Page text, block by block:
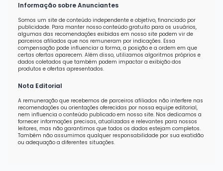
Informação sobre Anunciantes
Somos um site de conteúdo independente e objetivo, financiado por
publicidade. Para manter nosso conteúdo gratuito para os usuários,
algumas das recomendações exibidas em nosso site podem vir de
parceiros afiliados que nos remuneram por indicações. Essa
compensação pode influenciar a forma, a posição e a ordem em que
certas ofertas aparecem. Além disso, utilizamos algoritmos próprios e
dados coletados que também podem impactar a exibição dos
produtos e ofertas apresentados.
Nota Editorial
A remuneração que recebemos de parceiros afiliados não interfere nas
recomendações ou orientações oferecidas por nossa equipe editorial,
nem influencia o conteúdo publicado em nosso site. Nos dedicamos a
fornecer informações precisas, atualizadas e relevantes para nossos
leitores, mas não garantimos que todos os dados estejam completos.
Também não assumimos qualquer responsabilidade por sua exatidão
ou adequação a diferentes situações.